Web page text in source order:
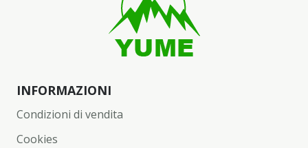
INFORMAZIONI
Condizioni di vendita
Cookies